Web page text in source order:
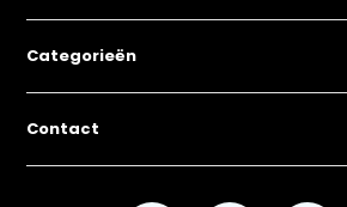
Categorieën
Contact